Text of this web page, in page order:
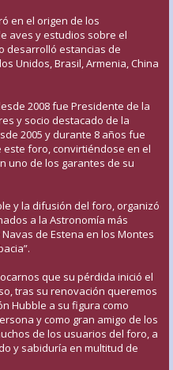
en el origen de los
aves y estudios sobre el
desarrolló estancias de
Unidos, Brasil, Armenia, China
2008 fue Presidente de la
y socio destacado de la
2005 y durante 8 años fue
foro, convirtiéndose en el
uno de los garantes de su
y la difusión del foro, organizó
a la Astronomía más
de Estena en los Montes
que su pérdida inició el
tras su renovación queremos
Hubble a su figura como
y como gran amigo de los
de los usuarios del foro, a
y sabiduría en multitud de